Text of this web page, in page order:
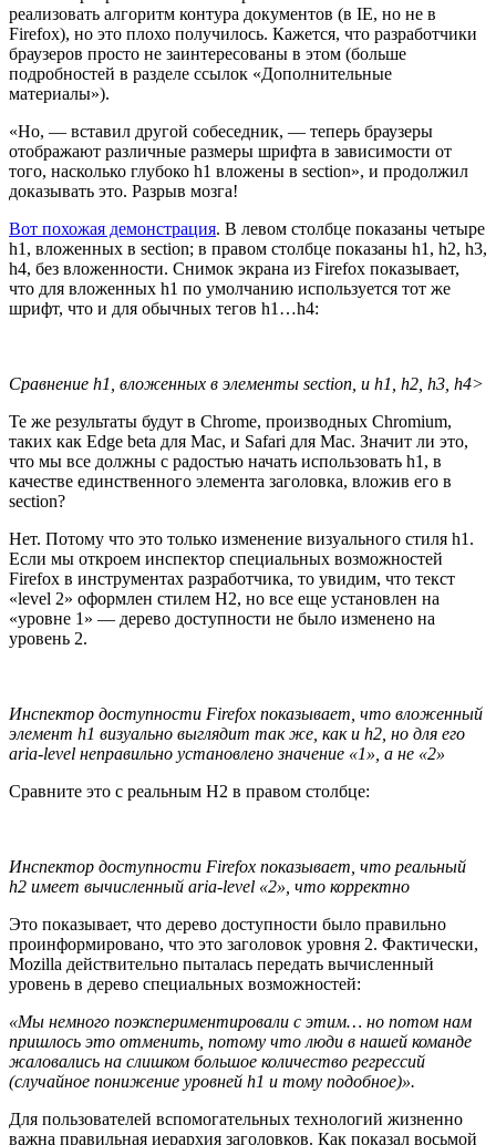
реализовать алгоритм контура документов (в IE, но не в
Firefox), но это плохо получилось. Кажется, что разработчики
браузеров просто не заинтересованы в этом (больше
подробностей в разделе ссылок «Дополнительные
материалы»).
«Но, — вставил другой собеседник, — теперь браузеры
отображают различные размеры шрифта в зависимости от
того, насколько глубоко h1 вложены в section», и продолжил
доказывать это. Разрыв мозга!
Вот похожая демонстрация. В левом столбце показаны четыре
h1, вложенных в section; в правом столбце показаны h1, h2, h3,
h4, без вложенности. Снимок экрана из Firefox показывает,
что для вложенных h1 по умолчанию используется тот же
шрифт, что и для обычных тегов h1…h4:
Сравнение h1, вложенных в элементы section, и h1, h2, h3, h4>
Те же результаты будут в Chrome, производных Chromium,
таких как Edge beta для Mac, и Safari для Mac. Значит ли это,
что мы все должны с радостью начать использовать h1, в
качестве единственного элемента заголовка, вложив его в
section?
Нет. Потому что это только изменение визуального стиля h1.
Если мы откроем инспектор специальных возможностей
Firefox в инструментах разработчика, то увидим, что текст
«level 2» оформлен стилем H2, но все еще установлен на
«уровне 1» — дерево доступности не было изменено на
уровень 2.
Инспектор доступности Firefox показывает, что вложенный
элемент h1 визуально выглядит так же, как и h2, но для его
aria-level неправильно установлено значение «1», а не «2»
Сравните это с реальным H2 в правом столбце:
Инспектор доступности Firefox показывает, что реальный
h2 имеет вычисленный aria-level «2», что корректно
Это показывает, что дерево доступности было правильно
проинформировано, что это заголовок уровня 2. Фактически,
Mozilla действительно пыталась передать вычисленный
уровень в дерево специальных возможностей:
«Мы немного поэкспериментировали с этим… но потом нам
пришлось это отменить, потому что люди в нашей команде
жаловались на слишком большое количество регрессий
(случайное понижение уровней h1 и тому подобное)».
Для пользователей вспомогательных технологий жизненно
важна правильная иерархия заголовков. Как показал восьмой